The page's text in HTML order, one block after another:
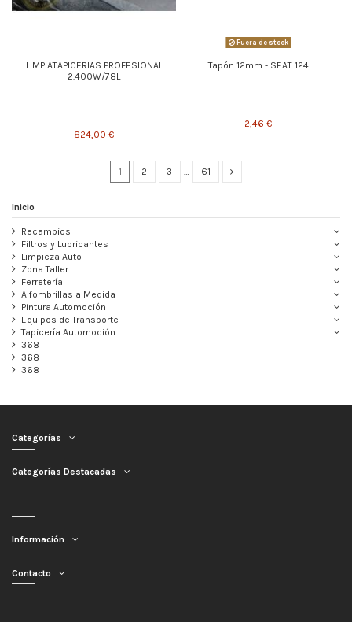
LIMPIATAPICERIAS PROFESIONAL
2.400W/78L
824,00 €
Fuera de stock
Tapón 12mm - SEAT 124
2,46 €
1 2 3 … 61
Inicio
Recambios
Filtros y Lubricantes
Limpieza Auto
Zona Taller
Ferretería
Alfombrillas a Medida
Pintura Automoción
Equipos de Transporte
Tapicería Automoción
368
368
368
Categorías
Categorías Destacadas
Información
Contacto